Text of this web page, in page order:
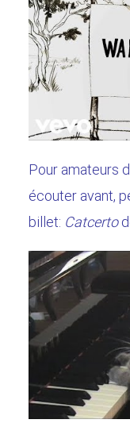
Pour amateurs
écouter avant,
billet: Catcerto